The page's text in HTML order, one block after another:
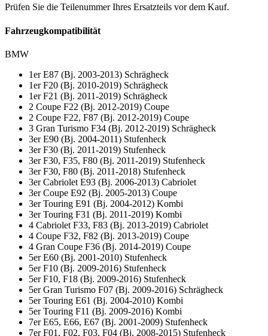
Prüfen Sie die Teilenummer Ihres Ersatzteils vor dem Kauf.
Fahrzeugkompatibilität
BMW
1er E87 (Bj. 2003-2013) Schrägheck
1er F20 (Bj. 2010-2019) Schrägheck
1er F21 (Bj. 2011-2019) Schrägheck
2 Coupe F22 (Bj. 2012-2019) Coupe
2 Coupe F22, F87 (Bj. 2012-2019) Coupe
3 Gran Turismo F34 (Bj. 2012-2019) Schrägheck
3er E90 (Bj. 2004-2011) Stufenheck
3er F30 (Bj. 2011-2019) Stufenheck
3er F30, F35, F80 (Bj. 2011-2019) Stufenheck
3er F30, F80 (Bj. 2011-2018) Stufenheck
3er Cabriolet E93 (Bj. 2006-2013) Cabriolet
3er Coupe E92 (Bj. 2005-2013) Coupe
3er Touring E91 (Bj. 2004-2012) Kombi
3er Touring F31 (Bj. 2011-2019) Kombi
4 Cabriolet F33, F83 (Bj. 2013-2019) Cabriolet
4 Coupe F32, F82 (Bj. 2013-2019) Coupe
4 Gran Coupe F36 (Bj. 2014-2019) Coupe
5er E60 (Bj. 2001-2010) Stufenheck
5er F10 (Bj. 2009-2016) Stufenheck
5er F10, F18 (Bj. 2009-2016) Stufenheck
5er Gran Turismo F07 (Bj. 2009-2016) Schrägheck
5er Touring E61 (Bj. 2004-2010) Kombi
5er Touring F11 (Bj. 2009-2016) Kombi
7er E65, E66, E67 (Bj. 2001-2009) Stufenheck
7er F01, F02, F03, F04 (Bj. 2008-2015) Stufenheck